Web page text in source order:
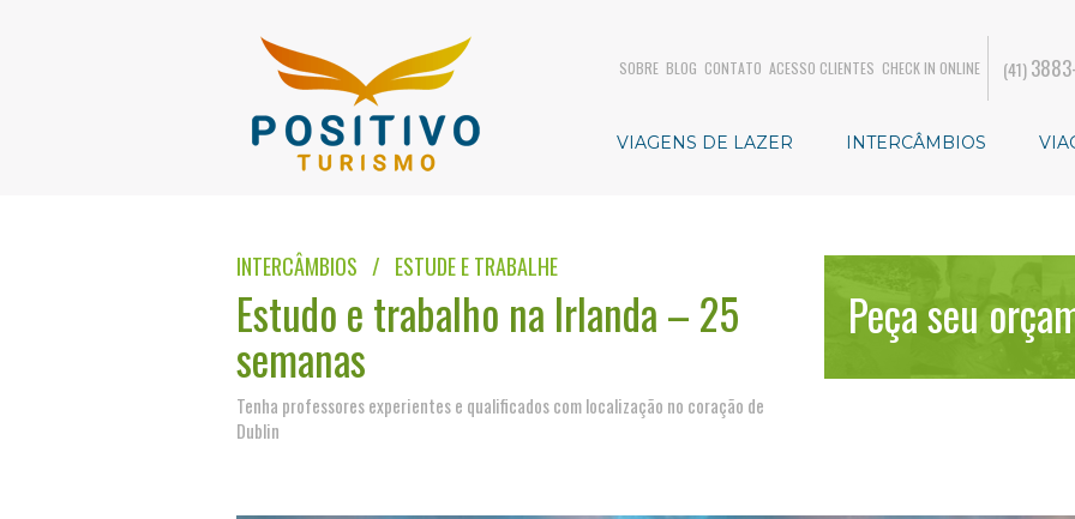
SOBRE BLOG CONTATO ACESSO CLIENTES CHECK IN ONLINE (41)
VIAGENS DE LAZER INTERCÂMBIOS
INTERCÂMBIOS / ESTUDE E TRABALHE
Estudo e trabalho na Irlanda – 25
semanas
Tenha professores experientes e qualificados com localização no coração de
Dublin
Peça seu